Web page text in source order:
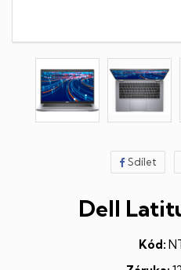
Sdílet
Dell
Kód: